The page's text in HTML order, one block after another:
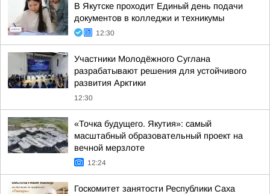
В Якутске проходит Единый день подачи
документов в колледжи и техникумы
12:30
Участники Молодёжного Суглана
разрабатывают решения для устойчивого
развития Арктики
12:30
«Точка будущего. Якутия»: самый
масштабный образовательный проект на
вечной мерзлоте
12:24
Госкомитет занятости Республики Саха